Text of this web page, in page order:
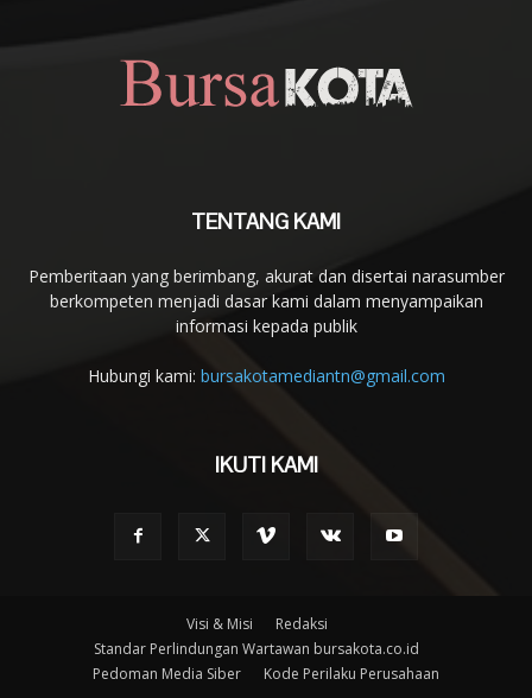
TENTANG KAMI
Pemberitaan yang berimbang, akurat dan disertai narasumber
berkompeten menjadi dasar kami dalam menyampaikan
informasi kepada publik
Hubungi kami: bursakotamediantn@gmail.com
IKUTI KAMI
Visi & Misi
Redaksi
Standar Perlindungan Wartawan bursakota.co.id
Pedoman Media Siber
Kode Perilaku Perusahaan